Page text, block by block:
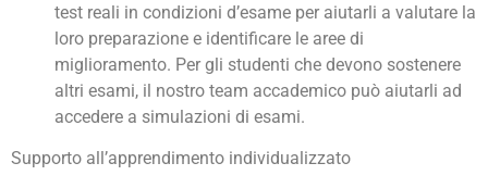
test reali in condizioni d’esame per aiutarli a valutare la
loro preparazione e identificare le aree di
miglioramento. Per gli studenti che devono sostenere
altri esami, il nostro team accademico può aiutarli ad
accedere a simulazioni di esami.
Supporto all’apprendimento individualizzato